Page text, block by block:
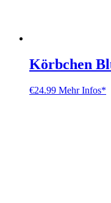
Körbchen
€24.99 Mehr Infos*